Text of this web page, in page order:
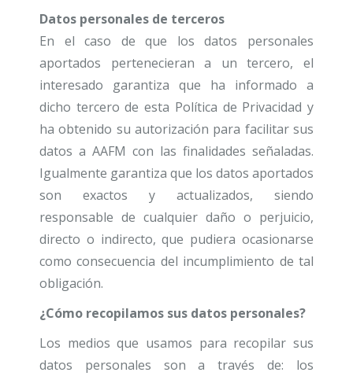
Datos personales de terceros
En el caso de que los datos personales
aportados pertenecieran a un tercero, el
interesado garantiza que ha informado a
dicho tercero de esta Política de Privacidad y
ha obtenido su autorización para facilitar sus
datos a AAFM con las finalidades señaladas.
Igualmente garantiza que los datos aportados
son exactos y actualizados, siendo
responsable de cualquier daño o perjuicio,
directo o indirecto, que pudiera ocasionarse
como consecuencia del incumplimiento de tal
obligación.
¿Cómo recopilamos sus datos personales?
Los medios que usamos para recopilar sus
datos personales son a través de: los